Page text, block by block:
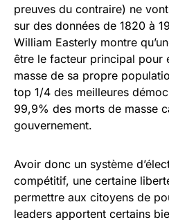
preuves du contraire) ne
sur des données de 1820 à
William Easterly montre
être le facteur principal pour
masse de sa propre
top 1/4 des meilleures
99,9% des morts de masse
gouvernement.
Avoir donc un système
compétitif, une certaine
permettre aux citoyens de
leaders apportent certains